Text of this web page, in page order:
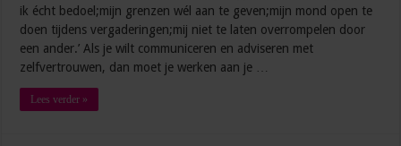
ik écht bedoel;mijn grenzen wél aan te geven;mijn mond open te
doen tijdens vergaderingen;mij niet te laten overrompelen door
een ander.’ Als je wilt communiceren en adviseren met
zelfvertrouwen, dan moet je werken aan je …
Lees verder »